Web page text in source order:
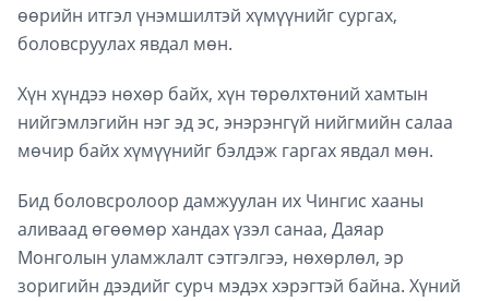
өөрийн итгэл үнэмшилтэй хүмүүнийг сургах,
боловсруулах явдал мөн.
Хүн хүндээ нөхөр байх, хүн төрөлхтөний хамтын
нийгэмлэгийн нэг эд эс, энэрэнгүй нийгмийн салаа
мөчир байх хүмүүнийг бэлдэж гаргах явдал мөн.
Бид боловсролоор дамжуулан их Чингис хааны
аливаад өгөөмөр хандах үзэл санаа, Даяар
Монголын уламжлалт сэтгэлгээ, нөхөрлөл, эр
зоригийн дээдийг сурч мэдэх хэрэгтэй байна. Хүний